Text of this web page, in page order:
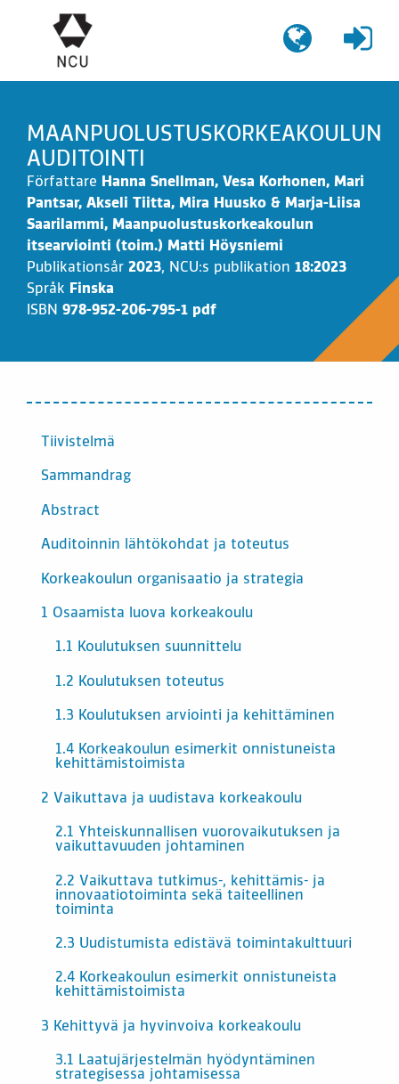
innehållet
MAANPUOLUSTUSKORKEAKOULUN
AUDITOINTI
Författare Hanna Snellman, Vesa Korhonen, Mari
Pantsar, Akseli Tiitta, Mira Huusko & Marja-Liisa
Saarilammi, Maanpuolustuskorkeakoulun
itsearviointi (toim.) Matti Höysniemi
Publikationsår 2023, NCU:s publikation 18:2023
Språk Finska
ISBN 978-952-206-795-1 pdf
INNEHÅLL
Tiivistelmä
Sammandrag
Abstract
Auditoinnin lähtökohdat ja toteutus
Korkeakoulun organisaatio ja strategia
1 Osaamista luova korkeakoulu
1.1 Koulutuksen suunnittelu
1.2 Koulutuksen toteutus
1.3 Koulutuksen arviointi ja kehittäminen
1.4 Korkeakoulun esimerkit onnistuneista
kehittämistoimista
2 Vaikuttava ja uudistava korkeakoulu
2.1 Yhteiskunnallisen vuorovaikutuksen ja
vaikuttavuuden johtaminen
2.2 Vaikuttava tutkimus-, kehittämis- ja
innovaatiotoiminta sekä taiteellinen
toiminta
2.3 Uudistumista edistävä toimintakulttuuri
2.4 Korkeakoulun esimerkit onnistuneista
kehittämistoimista
3 Kehittyvä ja hyvinvoiva korkeakoulu
3.1 Laatujärjestelmän hyödyntäminen
strategisessa johtamisessa